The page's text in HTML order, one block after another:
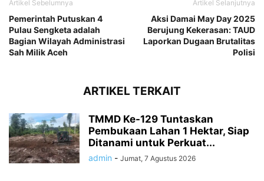
Artikel Sebelumnya
Pemerintah Putuskan 4
Pulau Sengketa adalah
Bagian Wilayah Administrasi
Sah Milik Aceh
Artikel Selanjutnya
Aksi Damai May Day 2025
Berujung Kekerasan: TAUD
Laporkan Dugaan Brutalitas
Polisi
ARTIKEL TERKAIT
TMMD Ke-129 Tuntaskan
Pembukaan Lahan 1 Hektar, Siap
Ditanami untuk Perkuat...
admin - Jumat, 7 Agustus 2026